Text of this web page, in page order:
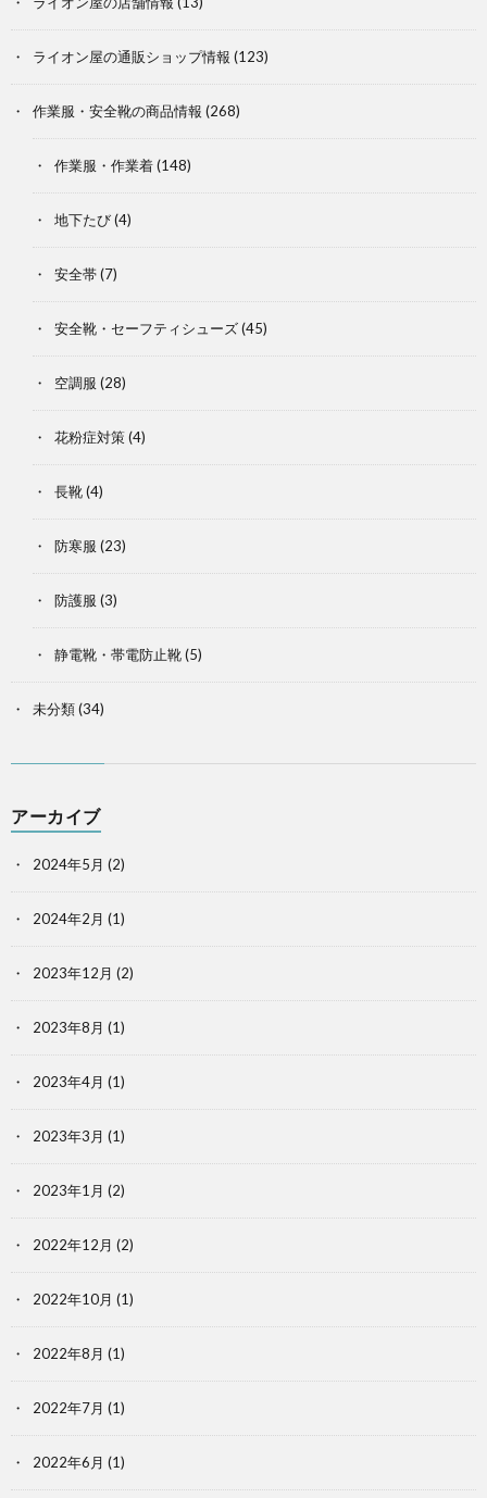
ライオン屋の通販ショップ情報 (123)
作業服・安全靴の商品情報 (268)
作業服・作業着(148)
地下たび(4)
安全帯(7)
安全靴・セーフティシューズ(45)
空調服 (28)
花粉症対策(4)
長靴(4)
防寒服 (23)
防護服 (3)
静電靴・帯電防止靴(5)
未分類(34)
アーカイブ
2024年5月 (2)
2024年2月 (1)
2023年12月 (2)
2023年8月 (1)
2023年4月 (1)
2023年3月 (1)
2023年1月 (2)
2022年12月 (2)
2022年10月 (1)
2022年8月 (1)
2022年7月 (1)
2022年6月 (1)